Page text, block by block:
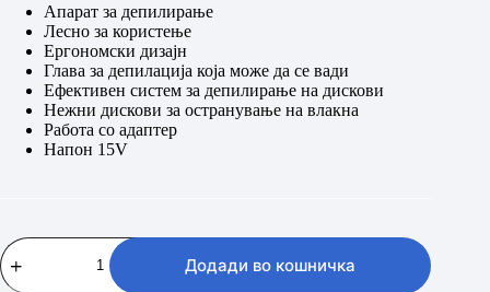
Aпарат за депилирање
Лесно за користење
Ергономски дизајн
Глава за депилација која може да се вади
Ефективен систем за депилирање на дискови
Нежни дискови за остранување на влакна
Работа со адаптер
Напон 15V
PHILIPS
BRE225/00
количина
Додади во кошничка